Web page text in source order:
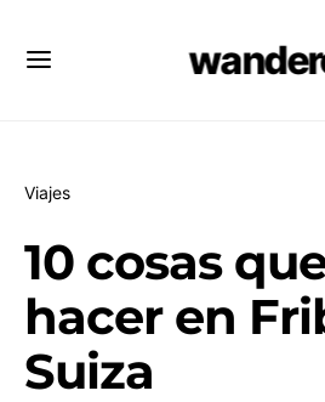
Viajes
10 cosas
hacer en
Suiza